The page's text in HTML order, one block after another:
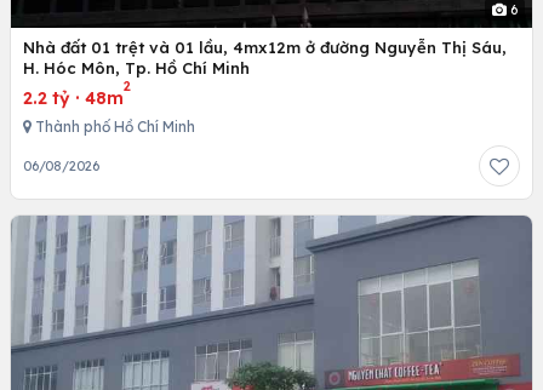
6
Nhà đất 01 trệt và 01 lầu, 4mx12m ở đường Nguyễn Thị Sáu,
H. Hóc Môn, Tp. Hồ Chí Minh
2.2 tỷ · 48m
2
Thành phố Hồ Chí Minh
06/08/2026